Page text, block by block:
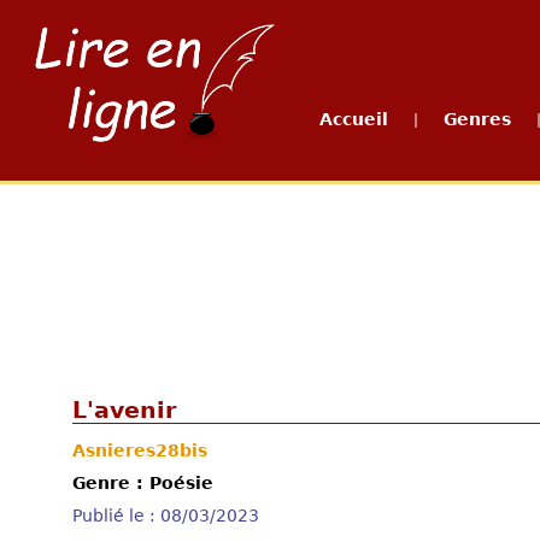
Accueil Genres
L'avenir
Asnieres28bis
Genre : Poésie
Publié le : 08/03/2023